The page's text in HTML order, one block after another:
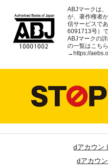
ABJマークは
が、著作権者
信サービスで
6091713号）で
ABJマークの
の一覧はこちら
→https://
dアカウン
dアカウ